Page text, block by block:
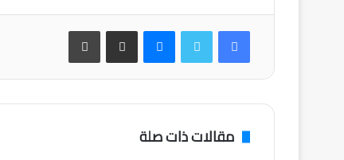
فيسبوكتويتر ماسنجر مشاركة عبر البريد طباعة
مقالات ذات صلة